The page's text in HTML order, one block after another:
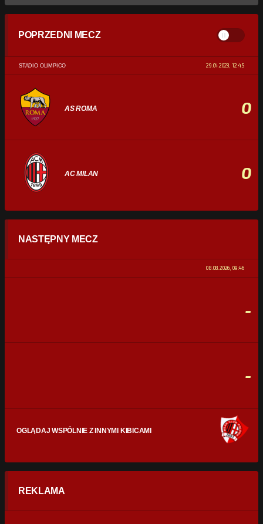
POPRZEDNI MECZ
STADIO OLIMPICO 29.04.2023, 12:45
AS ROMA 0
AC MILAN 0
STATYSTYKI
0% 100%
NASTĘPNY MECZ
08.08.2026, 09:46
-
-
OGLĄDAJ WSPÓLNIE Z INNYMI KIBICAMI
REKLAMA